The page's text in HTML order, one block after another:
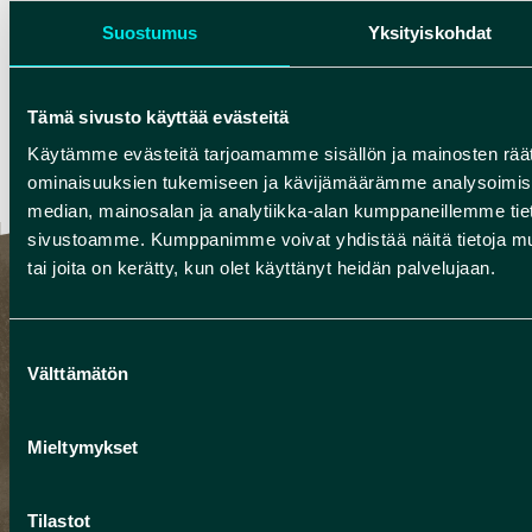
Suostumus Yksityiskohdat
Tämä sivusto käyttää evästeitä
Käytämme evästeitä tarjoamamme sisällön ja mainosten
ominaisuuksien tukemiseen ja kävijämäärämme
median, mainosalan ja analytiikka-alan kumppaneillemme
sivustoamme. Kumppanimme voivat yhdistää näitä tietoja
tai joita on kerätty, kun olet käyttänyt heidän palvelujaan.
valinta
Välttämätön
Mieltymykset
Tilastot
waren neben der Künstlerin Tiina
Vehkaperä auch der
Hahtonen und die Gemeinde Utajärvi
beteiligt.
„Löytöretki taiteeseen“ (Entdeckungsreise zur